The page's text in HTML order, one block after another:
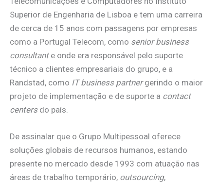
Superior de Engenharia de Lisboa e tem uma carreira
de cerca de 15 anos com passagens por empresas
como a Portugal Telecom, como senior business
consultante onde era responsável pelo suporte
técnico a clientes empresariais do grupo, e a
Randstad, como IT business partnergerindo o maior
projeto de implementação e de suporte a contact
centersdo país.
De assinalar que o Grupo Multipessoal oferece
soluções globais de recursos humanos, estando
presente no mercado desde 1993 com atuação nas
áreas de trabalho temporário, outsourcing,